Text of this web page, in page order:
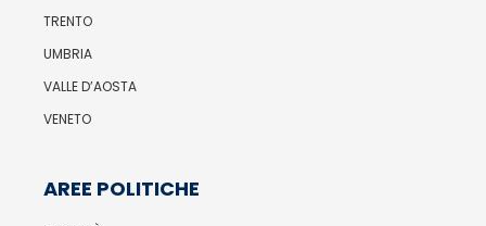
TRENTO
UMBRIA
VALLE D’AOSTA
VENETO
AREE POLITICHE